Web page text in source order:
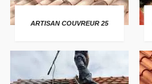
ARTISAN COUVREUR 25